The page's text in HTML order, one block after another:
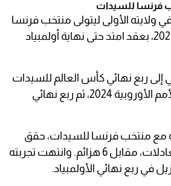
فرنسا للسيدات
ولايته الأولى ليتولى منتخب فرنسا
للسيدات في مارس 2023، بعقد امتد حتى نهاية أولمبياد
إلى ربع نهائي كأس العالم للسيدات
2023، ونهائي دوري الأمم الأوروبية 2024، ثم ربع نهائي
27 مباراة مع منتخب فرنسا للسيدات، حقق
خلالها 18 انتصارًا و3 تعادلات، مقابل 6 هزائم. وانتهت تجربته
في ربع نهائي الأولمبياد.